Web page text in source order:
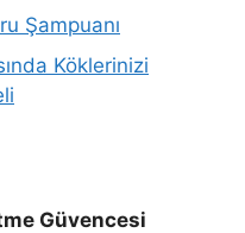
Şampuanı
Köklerinizi
Güvencesi